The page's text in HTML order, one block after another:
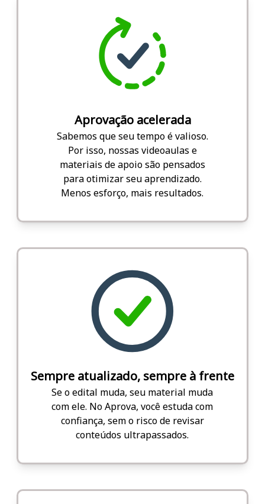
Aprovação acelerada
Sabemos que seu tempo é valioso.
Por isso, nossas videoaulas e
materiais de apoio são pensados
para otimizar seu aprendizado.
Menos esforço, mais resultados.
Sempre atualizado, sempre à frente
Se o edital muda, seu material muda
com ele. No Aprova, você estuda com
confiança, sem o risco de revisar
conteúdos ultrapassados.